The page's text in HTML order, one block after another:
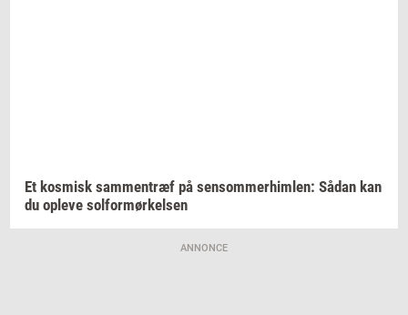
Et kos­misk sam­men­træf på sen­som­mer­him­len: Sådan kan
du op­le­ve sol­for­mør­kel­sen
ANNONCE